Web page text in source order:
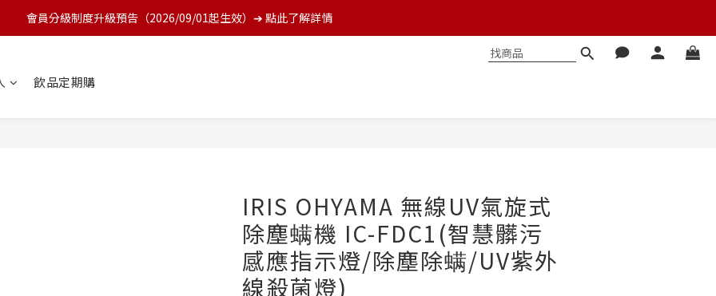
會員分級制度升級預告（2026/09/01起生效）➔ 點此了解詳情
飲品定期購
IRIS OHYAMA 無線UV氣旋式
除塵螨機 IC-FDC1(智慧髒污
感應指示燈/除塵除螨/UV紫外
線殺菌燈)